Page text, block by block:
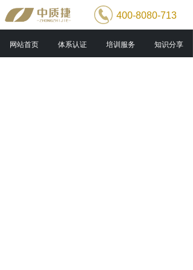
400-8080-713
网站首页 体系认证 培训服务 知识分享